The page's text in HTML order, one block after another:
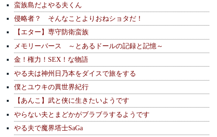
蛮族島だよやる夫くん
侵略者？ そんなことよりおねショタだ！
【エター】専守防衛蛮族
メモリーバース ～とあるドールの記録と記憶～
金！権力！SEX！な物語
やる夫は神州日乃本をダイスで旅をする
僕とユウキの異世界紀行
【あんこ】武と侠に生きたいようです
やらない夫とまどかがブラブラするようです
やる夫で魔界塔士SaGa